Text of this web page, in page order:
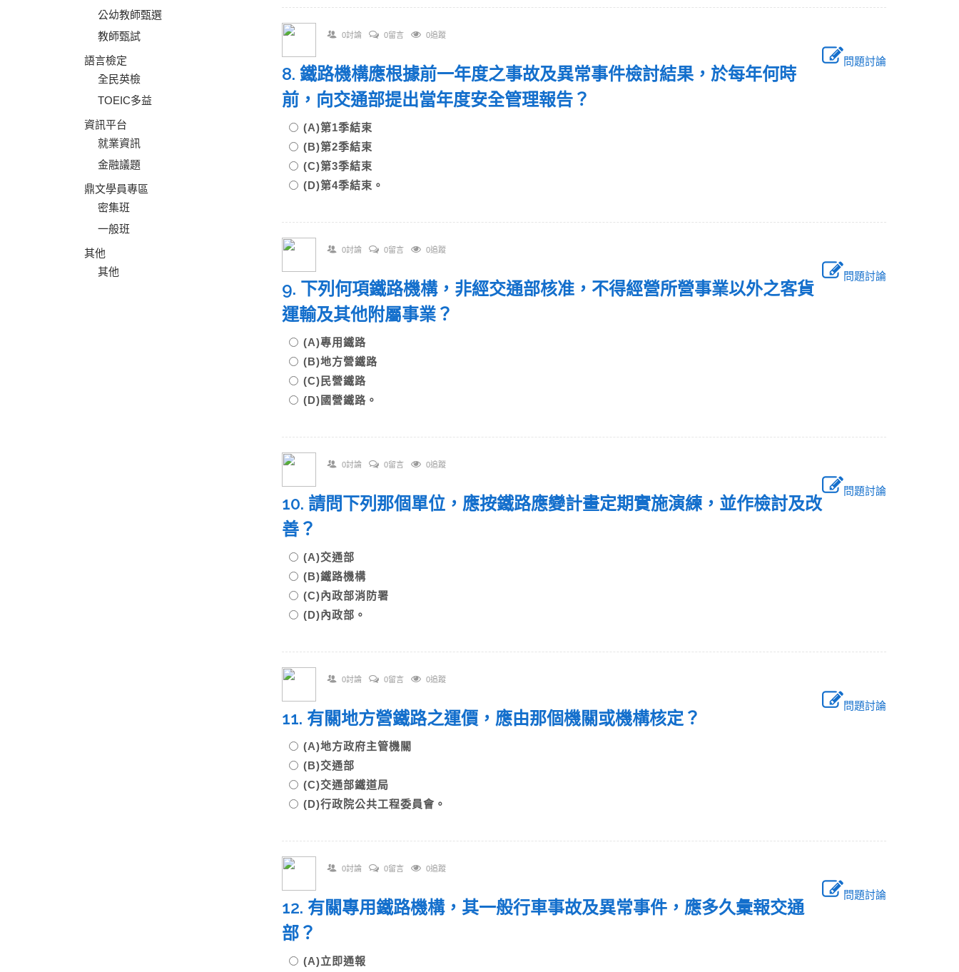
公幼教師甄選
教師甄試
語言檢定
全民英檢
TOEIC多益
資訊平台
就業資訊
金融議題
鼎文學員專區
密集班
一般班
其他
其他
0討論 0留言 0追蹤
問題討論
8. 鐵路機構應根據前一年度之事故及異常事件檢討結果，於每年何時
前，向交通部提出當年度安全管理報告？
(A)第1季結束
(B)第2季結束
(C)第3季結束
(D)第4季結束。
0討論 0留言 0追蹤
問題討論
9. 下列何項鐵路機構，非經交通部核准，不得經營所營事業以外之客貨
運輸及其他附屬事業？
(A)專用鐵路
(B)地方營鐵路
(C)民營鐵路
(D)國營鐵路。
0討論 0留言 0追蹤
問題討論
10. 請問下列那個單位，應按鐵路應變計畫定期實施演練，並作檢討及改
善？
(A)交通部
(B)鐵路機構
(C)內政部消防署
(D)內政部。
0討論 0留言 0追蹤
問題討論
11. 有關地方營鐵路之運價，應由那個機關或機構核定？
(A)地方政府主管機關
(B)交通部
(C)交通部鐵道局
(D)行政院公共工程委員會。
0討論 0留言 0追蹤
問題討論
12. 有關專用鐵路機構，其一般行車事故及異常事件，應多久彙報交通
部？
(A)立即通報